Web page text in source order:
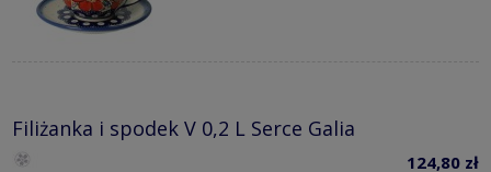
Filiżanka i spodek V 0,2 L Serce Galia
124,80 zł